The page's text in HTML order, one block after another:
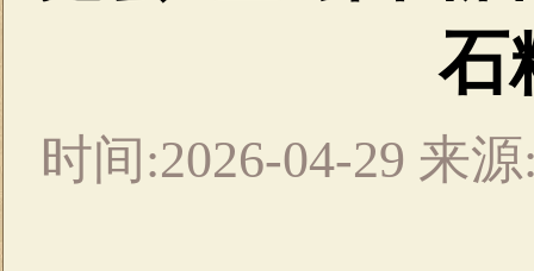
石
时间:2026-04-29 来